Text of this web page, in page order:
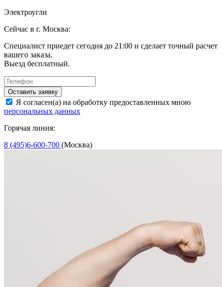
Электроугли
Сейчас в г. Москва:
Специалист приедет сегодня до 21:00 и сделает точный расчет
вашего заказа.
Выезд бесплатный.
Оставить заявку
Я согласен(а) на обработку предоставленных мною
персональных данных
Горячая линия:
8 (495)6-600-700 (Москва)